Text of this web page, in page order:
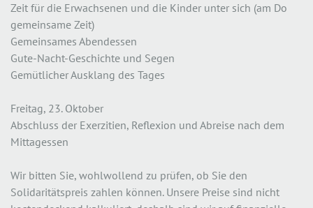
Zeit für die Erwachsenen und die Kinder unter sich (am Do
gemeinsame Zeit)
Gemeinsames Abendessen
Gute-Nacht-Geschichte und Segen
Gemütlicher Ausklang des Tages
Freitag, 23. Oktober
Abschluss der Exerzitien, Reflexion und Abreise nach dem
Mittagessen
Wir bitten Sie, wohlwollend zu prüfen, ob Sie den
Solidaritätspreis zahlen können. Unsere Preise sind nicht